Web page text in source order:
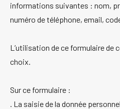
informations suivantes : nom,
numéro de téléphone, email,
L’utilisation de ce formulaire de
choix.
Sur ce formulaire :
. La saisie de la donnée